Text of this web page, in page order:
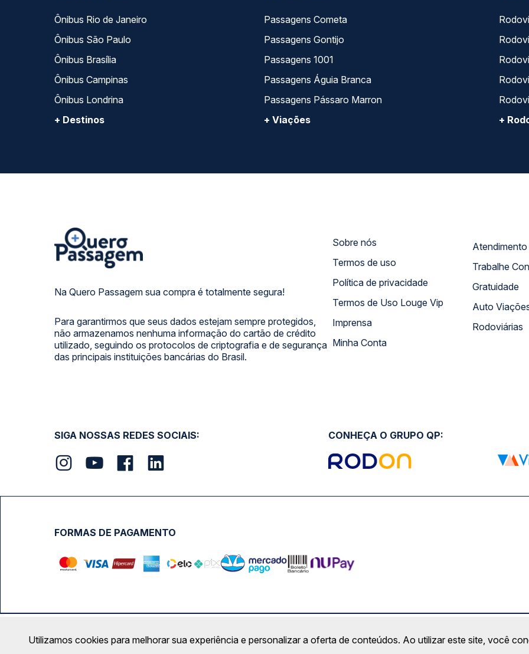
Ônibus Rio de Janeiro
Ônibus São Paulo
Ônibus Brasília
Ônibus Campinas
Ônibus Londrina
+ Destinos
Passagens Cometa
Passagens Gontijo
Passagens 1001
Passagens Águia Branca
Passagens Pássaro Marron
+ Viações
+
Na Quero Passagem sua compra é totalmente segura!
Para garantirmos que seus dados estejam sempre protegidos,
não armazenamos nenhuma informação do cartão de crédito
utilizado, seguindo os protocolos de criptografia e de segurança
das principais instituições bancárias do Brasil.
Sobre nós
Termos de uso
Política de privacidade
Termos de Uso Louge Vip
Imprensa
Minha Conta
Trabalhe
Gratuidade
Auto
Rodoviárias
SIGA NOSSAS REDES SOCIAIS: CONHEÇA O GRUPO QP:
FORMAS DE PAGAMENTO
Calçada das Margaridas, 163 - Sala 02 - Condomínio Centro Comercial Alphaville, Barueri - SP | CEP: 06453-038 |
Utilizamos cookies para melhorar sua experiência e personalizar a oferta de conteúdos. Ao utilizar este site, você